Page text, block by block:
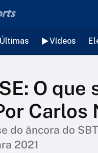
Vídeos
O que
Carlos
do âncora do
2021